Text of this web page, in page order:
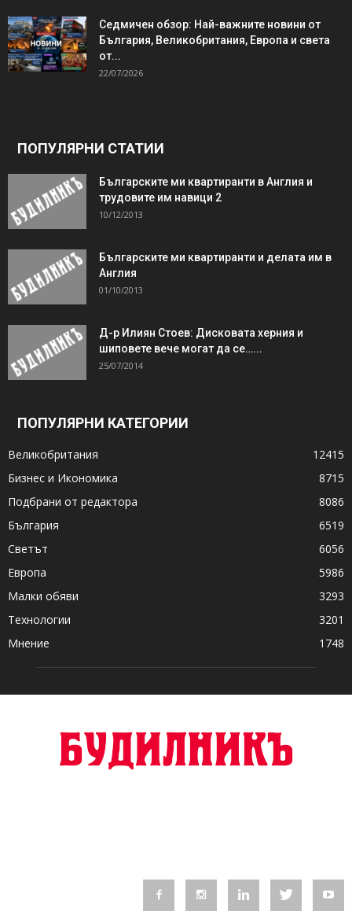
Седмичен обзор: Най-важните новини от
България, Великобритания, Европа и света
от...
22/07/2026
ПОПУЛЯРНИ СТАТИИ
Българските ми квартиранти в Англия и
трудовите им навици 2
10/12/2013
Българските ми квартиранти и делата им в
Англия
01/10/2013
Д-р Илиян Стоев: Дисковата херния и
шиповете вече могат да се…...
25/07/2014
ПОПУЛЯРНИ КАТЕГОРИИ
Великобритания
12415
Бизнес и Икономика
8715
Подбрани от редактора
8086
България
6519
Светът
6056
Европа
5986
Малки обяви
3293
Технологии
3201
Мнение
1748